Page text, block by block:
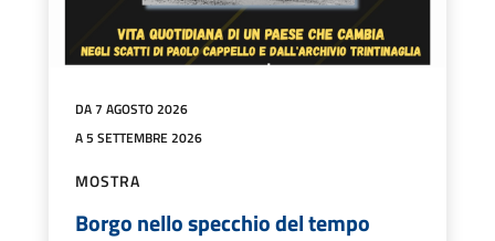
DA 7 AGOSTO 2026
A 5 SETTEMBRE 2026
MOSTRA
Borgo nello specchio del tempo